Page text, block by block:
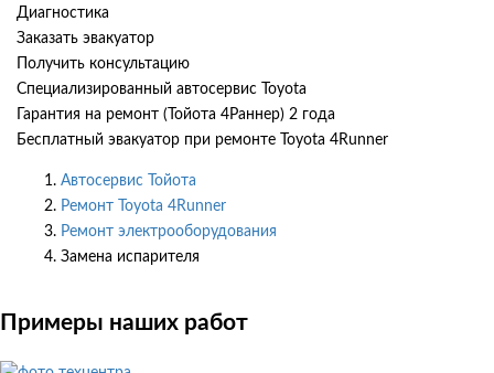
Диагностика
Заказать эвакуатор
Получить консультацию
Специализированный автосервис Toyota
Гарантия на ремонт (Тойота 4Раннер) 2 года
Бесплатный эвакуатор при ремонте Toyota 4Runner
Автосервис Тойота
Ремонт Toyota 4Runner
Ремонт электрооборудования
Замена испарителя
Примеры наших работ